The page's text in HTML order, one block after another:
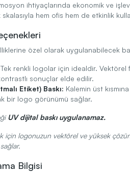
ihtiyaçlarında ekonomik ve
hem ofis hem de etkinlik
özel olarak uygulanabilecek
Tek renkli logolar için idealdir. Vektörel
sonuçlar elde edilir.
Etiket) Baskı: Kalemin üst
bir logo görünümü sağlar.
UV dijital baskı uygulanamaz.
için logonuzun vektörel ve yüksek
Bilgisi